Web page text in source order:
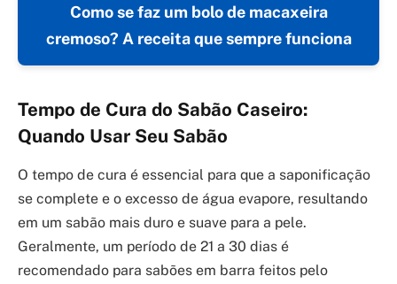
Como se faz um bolo de macaxeira
cremoso? A receita que sempre funciona
Tempo de Cura do Sabão Caseiro:
Quando Usar Seu Sabão
O tempo de cura é essencial para que a saponificação
se complete e o excesso de água evapore, resultando
em um sabão mais duro e suave para a pele.
Geralmente, um período de 21 a 30 dias é
recomendado para sabões em barra feitos pelo